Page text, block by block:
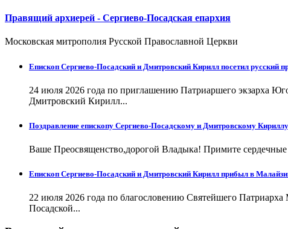
Правящий архиерей - Сергиево-Посадская епархия
Московская митрополия Русской Православной Церкви
Епископ Сергиево-Посадский и Дмитровский Кирилл посетил русский
24 июля 2026 года по приглашению Патриаршего экзарха
Дмитровский Кирилл...
Поздравление епископу Сергиево-Посадскому и Дмитровскому
Ваше Преосвященство,дорогой Владыка! Примите
Епископ Сергиево-Посадский и Дмитровский Кирилл прибыл в
22 июля 2026 года по благословению Святейшего
Посадской...